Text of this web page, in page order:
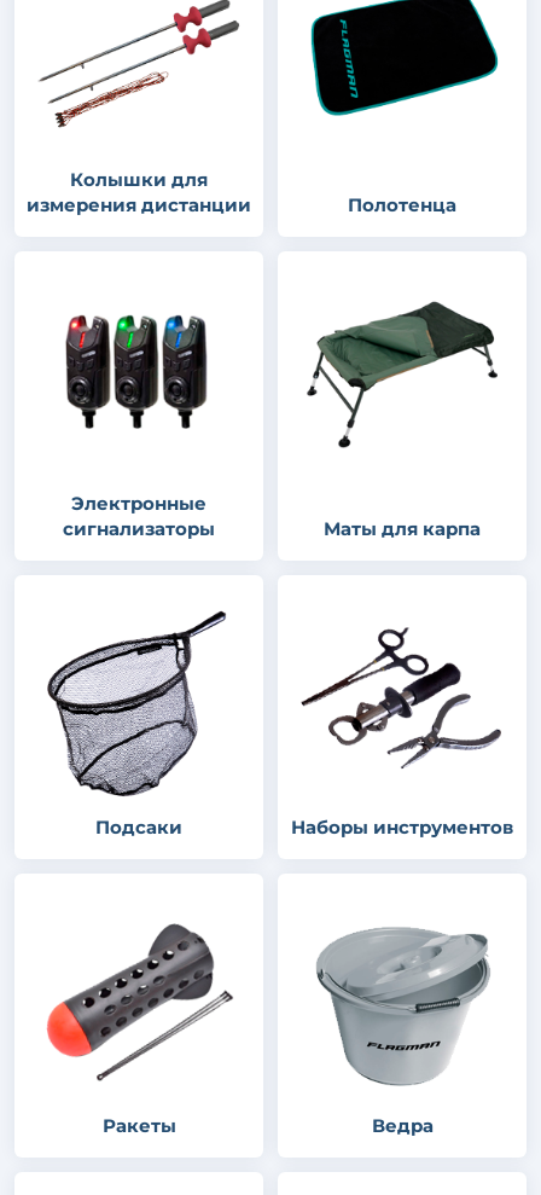
Колышки для
измерения дистанции
Полотенца
Электронные
сигнализаторы
Маты для карпа
Подсаки Наборы инструментов
Ракеты Ведра